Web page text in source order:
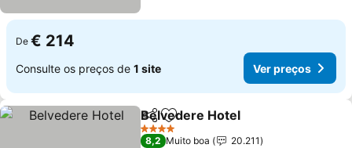
De € 214
Consulte os preços de 1 site Ver preços
PartilharAdicionar aos favoritos
Belvedere Hotel
4 Estrelas
8,2 Muito boa
20.211